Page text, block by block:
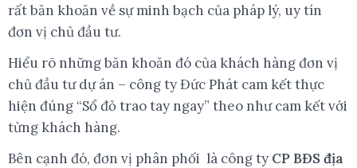
rất băn khoăn về sự minh bạch của pháp lý, uy tín
đơn vị chủ đầu tư.
Hiểu rõ những băn khoăn đó của khách hàng đơn vị
chủ đầu tư dự án – công ty Đức Phát cam kết thực
hiện đúng “Sổ đỏ trao tay ngay” theo như cam kết với
từng khách hàng.
Bên cạnh đó, đơn vị phân phối là công ty CP BĐS địa